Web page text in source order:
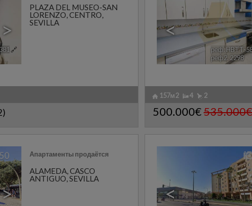
>
🔗
PLAZA DEL MUSEO-SAN
LORENZO,CENTRO,
SEVILLA
<
реф. HBTT-
реф2. 2298
157м2 4 2
500.000€535.000€
>
50
ALAMEDA,CASCO
ANTIGUO,SEVILLA
Апартаменты продаётся
<